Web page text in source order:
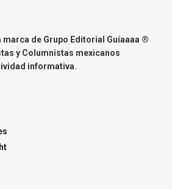
marca de Grupo Editorial Guíaaaa ®
y Columnistas mexicanos
informativa.